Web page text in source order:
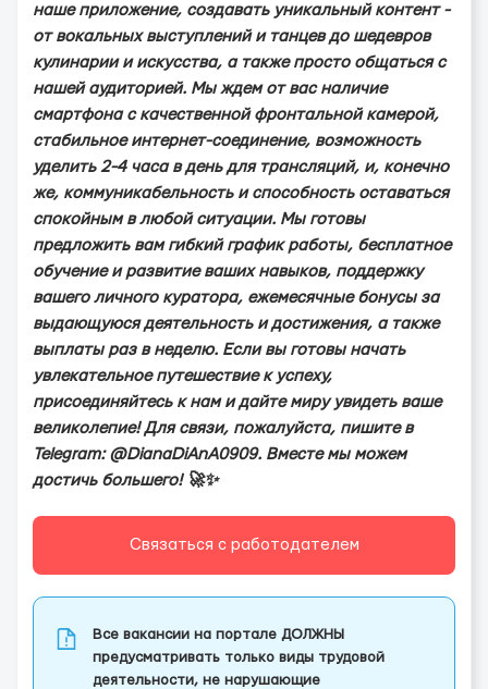
наше приложение, создавать уникальный контент -
от вокальных выступлений и танцев до шедевров
кулинарии и искусства, а также просто общаться с
нашей аудиторией. Мы ждем от вас наличие
смартфона с качественной фронтальной камерой,
стабильное интернет-соединение, возможность
уделить 2-4 часа в день для трансляций, и, конечно
же, коммуникабельность и способность оставаться
спокойным в любой ситуации. Мы готовы
предложить вам гибкий график работы, бесплатное
обучение и развитие ваших навыков, поддержку
вашего личного куратора, ежемесячные бонусы за
выдающуюся деятельность и достижения, а также
выплаты раз в неделю. Если вы готовы начать
увлекательное путешествие к успеху,
присоединяйтесь к нам и дайте миру увидеть ваше
великолепие! Для связи, пожалуйста, пишите в
Telegram: @DianaDiAnA0909. Вместе мы можем
достичь большего! 🚀✨
Связаться с работодателем
Все вакансии на портале ДОЛЖНЫ
предусматривать только виды трудовой
деятельности, не нарушающие